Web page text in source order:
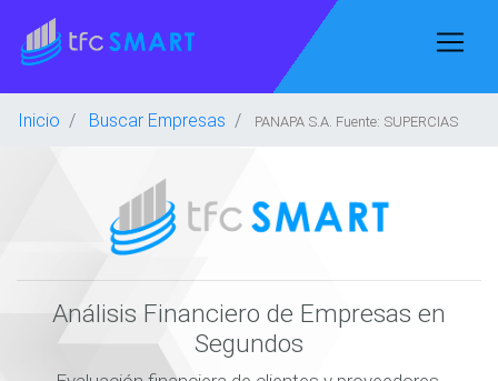
Inicio Buscar Empresas PANAPA S.A. Fuente: SUPERCIAS
Análisis Financiero de Empresas en
Segundos